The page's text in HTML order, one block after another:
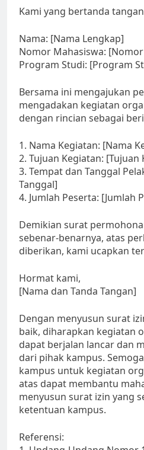
Kami yang bertanda
Nama: [Nama Lengkap]
Nomor Mahasiswa:
Program Studi: [Program
Bersama ini mengajukan
mengadakan kegiatan
dengan rincian sebagai
1. Nama Kegiatan: [Nama
2. Tujuan Kegiatan: [Tujuan
3. Tempat dan Tanggal
Tanggal]
4. Jumlah Peserta: [Jumlah
Demikian surat
sebenar-benarnya, atas
diberikan, kami ucapkan
Hormat kami,
[Nama dan Tanda Tangan]
Dengan menyusun surat
baik, diharapkan kegiatan
dapat berjalan lancar dan
dari pihak kampus.
kampus untuk kegiatan
atas dapat membantu
menyusun surat izin yang
ketentuan kampus.
Referensi: